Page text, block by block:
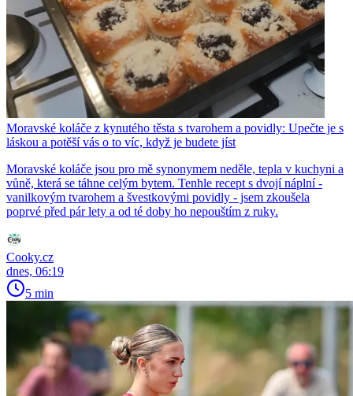
Moravské koláče z kynutého těsta s tvarohem a povidly: Upečte je s
láskou a potěší vás o to víc, když je budete jíst
Moravské koláče jsou pro mě synonymem neděle, tepla v kuchyni a
vůně, která se táhne celým bytem. Tenhle recept s dvojí náplní -
vanilkovým tvarohem a švestkovými povidly - jsem zkoušela
poprvé před pár lety a od té doby ho nepouštím z ruky.
Cooky.cz
dnes, 06:19
5 min